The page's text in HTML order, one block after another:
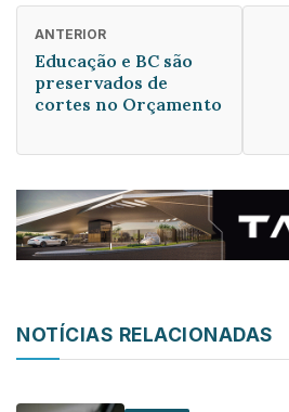
ANTERIOR
Educação e BC são
preservados de
cortes no Orçamento
NOTÍCIAS RELACIONADAS